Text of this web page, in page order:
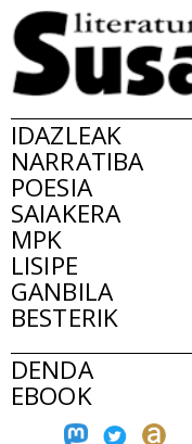
IDAZLEAK
NARRATIBA
POESIA
SAIAKERA
MPK
LISIPE
GANBILA
BESTERIK
DENDA
EBOOK